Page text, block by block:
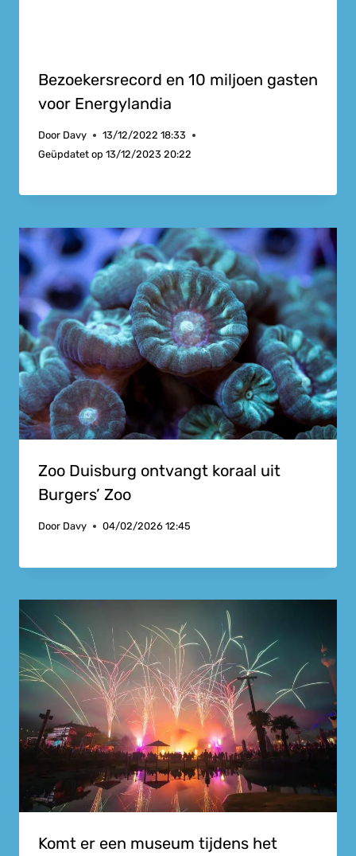
Bezoekersrecord en 10 miljoen gasten
voor Energylandia
Door Davy
13/12/2022 18:33
Geüpdatet op 13/12/2023 20:22
Zoo Duisburg ontvangt koraal uit
Burgers’ Zoo
Door Davy 04/02/2026 12:45
Komt er een museum tijdens het